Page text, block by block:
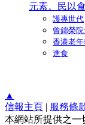
元素。民以
護專世代
曾錦榮
香港老
進食
▲
信報主頁 | 服務條
本網站所提供之一